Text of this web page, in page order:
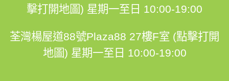
擊打開地圖) 星期一至日 10:00-19:00
荃灣楊屋道88號Plaza88 27樓F室 (點擊打開
地圖) 星期一至日 10:00-19:00